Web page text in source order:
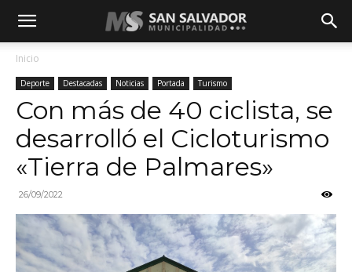
Inicio
Deporte Destacadas Noticias Portada Turismo
Con más de 40 ciclista, se
desarrolló el Cicloturismo
«Tierra de Palmares»
26/09/2022